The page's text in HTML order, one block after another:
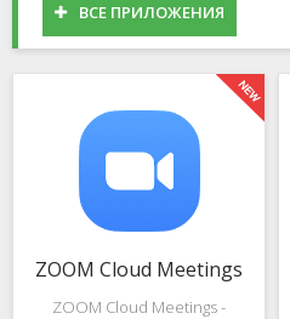
ВСЕ ПРИЛОЖЕНИЯ
ZOOM Cloud Meetings
ZOOM Cloud Meetings -